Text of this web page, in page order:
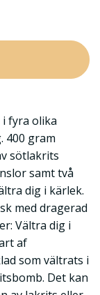
fyra olika
400 gram
sötlakrits
samt två
dig i kärlek.
med dragerad
Vältra dig i
af
som vältrats i
Det kan